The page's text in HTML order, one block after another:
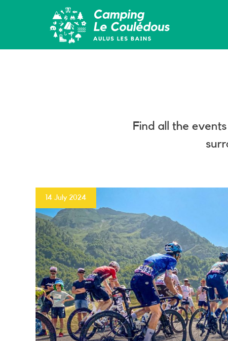
Find all the
14 July 2024